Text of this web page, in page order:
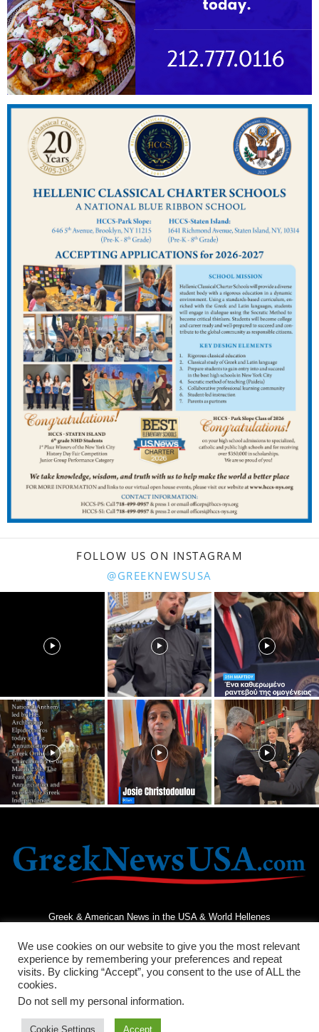
FOLLOW US ON INSTAGRAM
@GREEKNEWSUSA
Greek & American News in the USA & World Hellenes
Terms and Conditions
We use cookies on our website to give you the most relevant
experience by remembering your preferences and repeat
visits. By clicking “Accept”, you consent to the use of ALL the
cookies.
Do not sell my personal information.
Cookie Settings Accept